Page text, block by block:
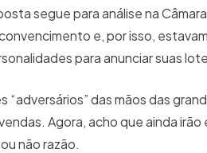
segue para análise na
e, por isso,
para anunciar suas
“adversários” das mãos das
Agora, acho que ainda
não razão.